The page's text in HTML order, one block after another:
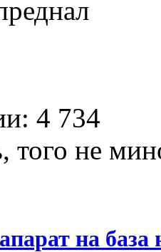
4 734
того не
на